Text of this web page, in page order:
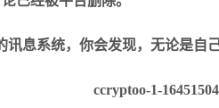
讯息系统，你会发现，无论是自